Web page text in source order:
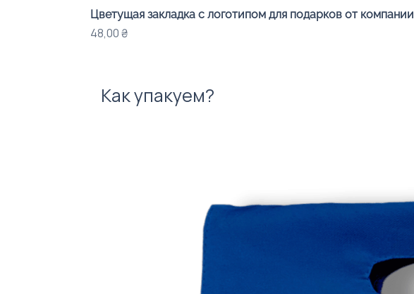
Цветущая закладка с логотипом для подарков от компании
Цена
48,00 ₴
Как упакуем?